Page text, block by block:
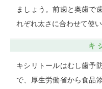
ましょう。前歯と奥歯で
れぞれ太さに合わせて使い
キ
キシリトールはむし歯予
で、厚生労働省から食品